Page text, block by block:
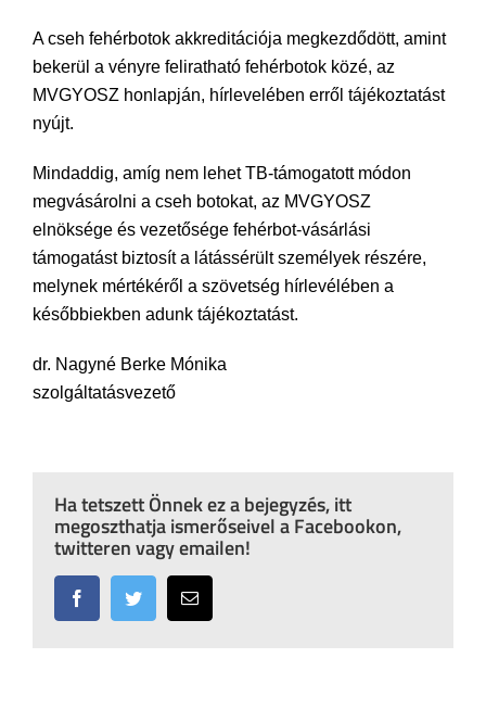
A cseh fehérbotok akkreditációja megkezdődött, amint
bekerül a vényre feliratható fehérbotok közé, az
MVGYOSZ honlapján, hírlevelében erről tájékoztatást
nyújt.
Mindaddig, amíg nem lehet TB-támogatott módon
megvásárolni a cseh botokat, az MVGYOSZ
elnöksége és vezetősége fehérbot-vásárlási
támogatást biztosít a látássérült személyek részére,
melynek mértékéről a szövetség hírlevélében a
későbbiekben adunk tájékoztatást.
dr. Nagyné Berke Mónika
szolgáltatásvezető
Ha tetszett Önnek ez a bejegyzés, itt
megoszthatja ismerőseivel a Facebookon,
twitteren vagy emailen!
FacebookTwitter Email: